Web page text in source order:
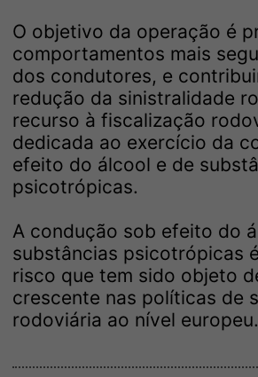
O objetivo da operação é
comportamentos mais
dos condutores, e
redução da sinistralidade
recurso à fiscalização
dedicada ao exercício da
efeito do álcool e de
psicotrópicas.
A condução sob efeito do
substâncias psicotrópicas
risco que tem sido objeto
crescente nas políticas de
rodoviária ao nível europeu.